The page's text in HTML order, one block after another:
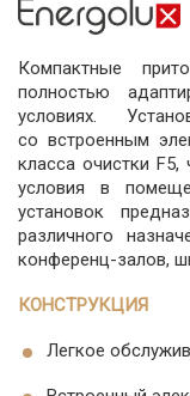
Компактные
полностью
условиях.
со встроенным
класса очистки
условия в
установок
различного
конференц-залов,
КОНСТРУКЦИЯ
Легкое